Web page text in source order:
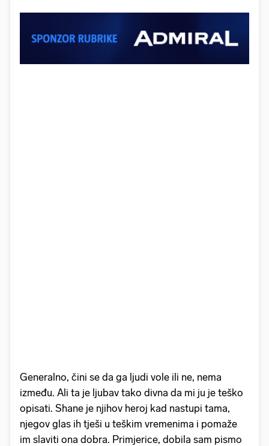
Generalno, čini se da ga ljudi vole ili ne, nema
između. Ali ta je ljubav tako divna da mi ju je teško
opisati. Shane je njihov heroj kad nastupi tama,
njegov glas ih tješi u teškim vremenima i pomaže
im slaviti ona dobra. Primjerice, dobila sam pismo